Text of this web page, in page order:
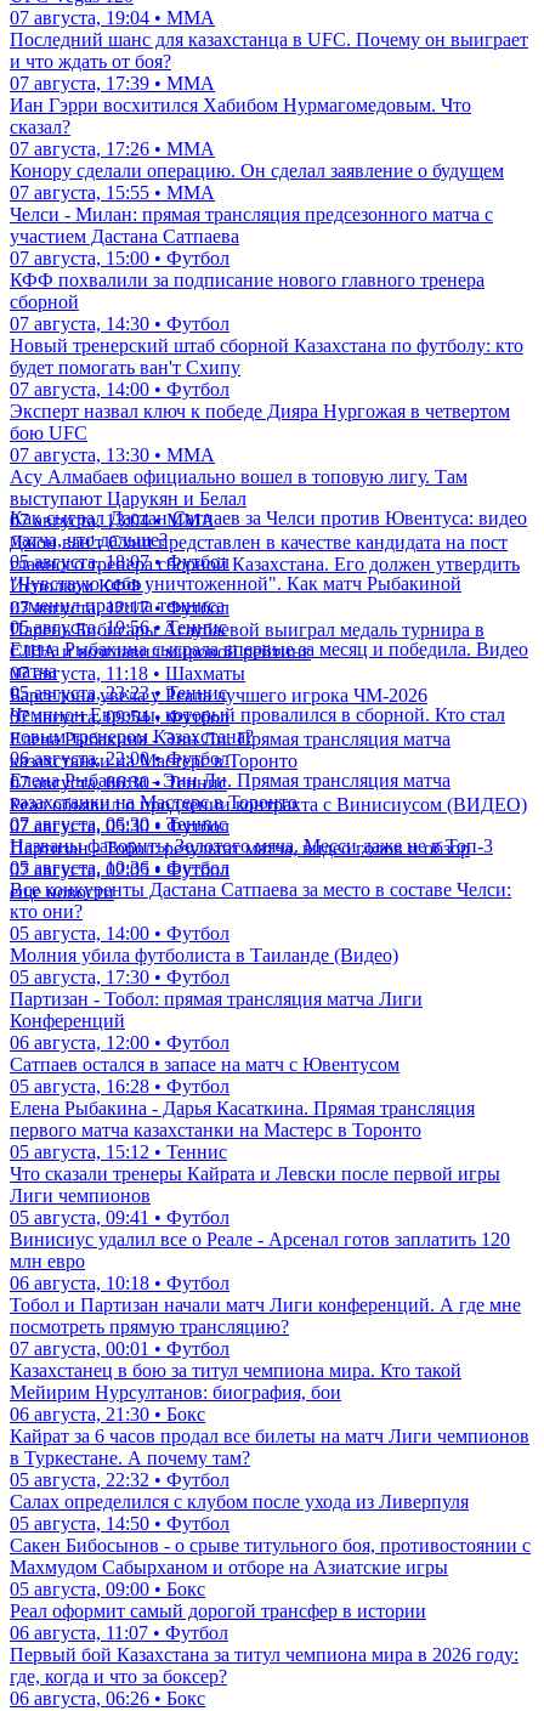
07 августа, 19:04 • ММА
Последний шанс для казахстанца в UFC. Почему он выиграет
и что ждать от боя?
07 августа, 17:39 • ММА
Иан Гэрри восхитился Хабибом Нурмагомедовым. Что
сказал?
07 августа, 17:26 • ММА
Конору сделали операцию. Он сделал заявление о будущем
07 августа, 15:55 • ММА
Челси - Милан: прямая трансляция предсезонного матча с
участием Дастана Сатпаева
07 августа, 15:00 • Футбол
КФФ похвалили за подписание нового главного тренера
сборной
07 августа, 14:30 • Футбол
Новый тренерский штаб сборной Казахстана по футболу: кто
будет помогать ван'т Схипу
07 августа, 14:00 • Футбол
Эксперт назвал ключ к победе Дияра Нургожая в четвертом
бою UFC
07 августа, 13:30 • ММА
Асу Алмабаев официально вошел в топовую лигу. Там
выступают Царукян и Белал
07 августа, 13:04 • ММА
Джон ван'т Схип представлен в качестве кандидата на пост
главного тренера сборной Казахстана. Его должен утвердить
Исполком КФФ
07 августа, 12:17 • Футбол
Парень Бибисары Асаубаевой выиграл медаль турнира в
США и возглавил мировой рейтинг
07 августа, 11:18 • Шахматы
Барселона увела у Реала лучшего игрока ЧМ-2026
07 августа, 09:54 • Футбол
Елена Рыбакина - Энн Ли. Прямая трансляция матча
казахстанки на Мастерс в Торонто
07 августа, 06:30 • Теннис
Реал объявил о продлении контракта с Винисиусом (ВИДЕО)
07 августа, 05:30 • Футбол
Партизан - Тобол: результат матча, видео голов и обзор
07 августа, 02:05 • Футбол
еще новости
Как сыграл Дастан Сатпаев за Челси против Ювентуса: видео
матча, что дальше?
05 августа, 18:07 • Футбол
"Чувствую себя уничтоженной". Как матч Рыбакиной
изменил правила тенниса
05 августа, 19:56 • Теннис
Елена Рыбакина сыграла впервые за месяц и победила. Видео
матча
05 августа, 23:23 • Теннис
Чемпион Европы, который провалился в сборной. Кто стал
новым тренером Казахстана?
06 августа, 22:00 • Футбол
Елена Рыбакина - Энн Ли. Прямая трансляция матча
казахстанки на Мастерс в Торонто
07 августа, 06:30 • Теннис
Названы фавориты Золотого мяча. Месси даже не в Топ-3
05 августа, 10:36 • Футбол
Все конкуренты Дастана Сатпаева за место в составе Челси:
кто они?
05 августа, 14:00 • Футбол
Молния убила футболиста в Таиланде (Видео)
05 августа, 17:30 • Футбол
Партизан - Тобол: прямая трансляция матча Лиги
Конференций
06 августа, 12:00 • Футбол
Сатпаев остался в запасе на матч с Ювентусом
05 августа, 16:28 • Футбол
Елена Рыбакина - Дарья Касаткина. Прямая трансляция
первого матча казахстанки на Мастерс в Торонто
05 августа, 15:12 • Теннис
Что сказали тренеры Кайрата и Левски после первой игры
Лиги чемпионов
05 августа, 09:41 • Футбол
Винисиус удалил все о Реале - Арсенал готов заплатить 120
млн евро
06 августа, 10:18 • Футбол
Тобол и Партизан начали матч Лиги конференций. А где мне
посмотреть прямую трансляцию?
07 августа, 00:01 • Футбол
Казахстанец в бою за титул чемпиона мира. Кто такой
Мейирим Нурсултанов: биография, бои
06 августа, 21:30 • Бокс
Кайрат за 6 часов продал все билеты на матч Лиги чемпионов
в Туркестане. А почему там?
05 августа, 22:32 • Футбол
Салах определился с клубом после ухода из Ливерпуля
05 августа, 14:50 • Футбол
Сакен Бибосынов - о срыве титульного боя, противостоянии с
Махмудом Сабырханом и отборе на Азиатские игры
05 августа, 09:00 • Бокс
Реал оформит самый дорогой трансфер в истории
06 августа, 11:07 • Футбол
Первый бой Казахстана за титул чемпиона мира в 2026 году:
где, когда и что за боксер?
06 августа, 06:26 • Бокс